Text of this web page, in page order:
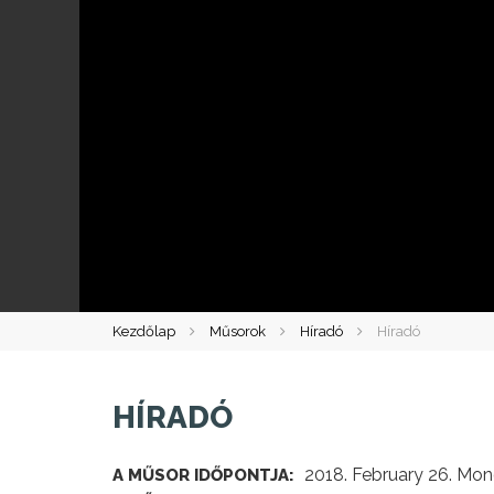
Kezdőlap Műsorok Híradó Híradó
HÍRADÓ
A MŰSOR IDŐPONTJA: 2018. February 26.